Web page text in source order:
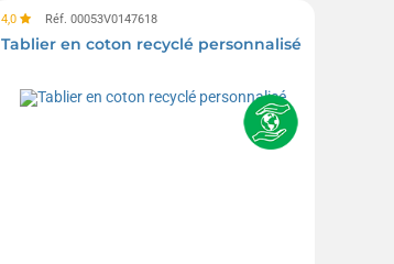
4,0 Réf. 00053V0147618
Tablier en coton recyclé personnalisé